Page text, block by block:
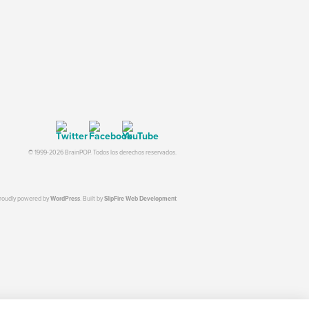
© 1999-2026 BrainPOP. Todos los derechos reservados.
powered byWordPress. Built bySlipFire Web Development